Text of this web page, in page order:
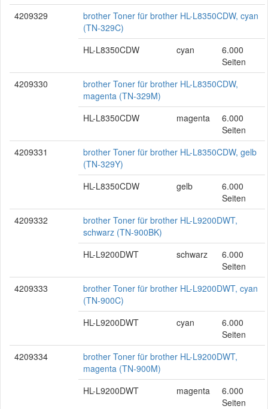
4209329
brother Toner für brother HL-L8350CDW, cyan
(TN-329C)
HL-L8350CDW
cyan
6.000
Seiten
4209330
brother Toner für brother HL-L8350CDW,
magenta (TN-329M)
HL-L8350CDW
magenta
6.000
Seiten
4209331
brother Toner für brother HL-L8350CDW, gelb
(TN-329Y)
HL-L8350CDW
gelb
6.000
Seiten
4209332
brother Toner für brother HL-L9200DWT,
schwarz (TN-900BK)
HL-L9200DWT
schwarz
6.000
Seiten
4209333
brother Toner für brother HL-L9200DWT, cyan
(TN-900C)
HL-L9200DWT
cyan
6.000
Seiten
4209334
brother Toner für brother HL-L9200DWT,
magenta (TN-900M)
HL-L9200DWT
magenta
6.000
Seiten